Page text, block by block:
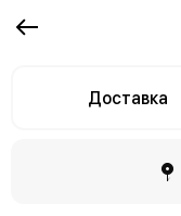
Доставка